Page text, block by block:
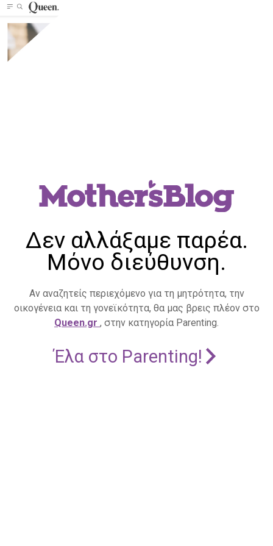
Δεν αλλάξαμε παρέα.
Μόνο διεύθυνση.
Αν αναζητείς περιεχόμενο για τη μητρότητα, την
οικογένεια και τη γονεϊκότητα, θα μας βρεις πλέον στο
Queen.gr , στην κατηγορία Parenting.
Έλα στο Parenting!